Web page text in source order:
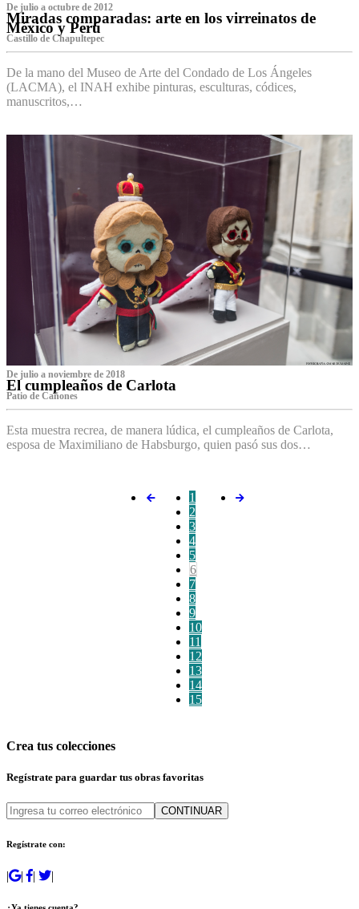
De julio a octubre de 2012
Miradas comparadas: arte en los virreinatos de
México y Perú
Castillo de Chapultepec
De la mano del Museo de Arte del Condado de Los Ángeles
(LACMA), el INAH exhibe pinturas, esculturas, códices,
manuscritos,…
De julio a noviembre de 2018
El cumpleaños de Carlota
Patio de Cañones
Esta muestra recrea, de manera lúdica, el cumpleaños de Carlota,
esposa de Maximiliano de Habsburgo, quien pasó sus dos…
1
2
3
4
5
6
7
8
9
10
11
12
13
14
15
Crea tus colecciones
Regístrate para guardar tus obras favoritas
CONTINUAR
Regístrate con:
| | | |